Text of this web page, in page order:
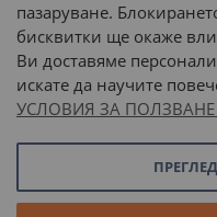
или
пазаруване.
бисквитки ще окаже
Ви доставяме
искате да научите
УСЛОВИЯ ЗА ПОЛЗВАНЕ